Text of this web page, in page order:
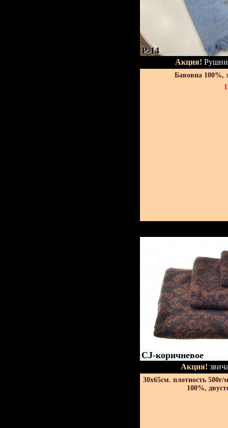
P-14
Акция!
Бавовна 100%,
CJ-коричневое
Акция!
30х65см. плотность 500г/
100%,